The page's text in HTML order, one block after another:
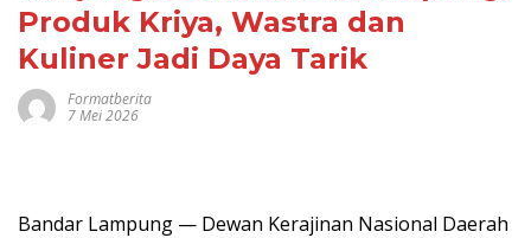
Produk Kriya, Wastra dan
Kuliner Jadi Daya Tarik
Formatberita
7 Mei 2026
Bandar Lampung — Dewan Kerajinan Nasional Daerah